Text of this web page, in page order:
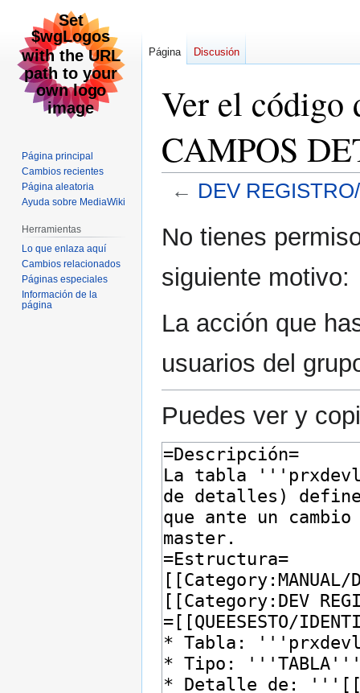
Ver el código
CAMPOS
← DEV
a
navegación
a
búsqueda
No tienes
siguiente motivo:
La acción que
usuarios del
Puedes ver y
Página Discusión
Página principal
Cambios recientes
Página aleatoria
Ayuda sobre MediaWiki
Herramientas
Lo que enlaza aquí
Cambios relacionados
Páginas especiales
Información de la
página